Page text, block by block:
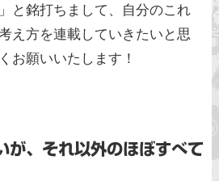
と銘打ちまして、自分のこれ
え方を連載していきたいと思
お願いいたします！
が、それ以外のほぼすべて